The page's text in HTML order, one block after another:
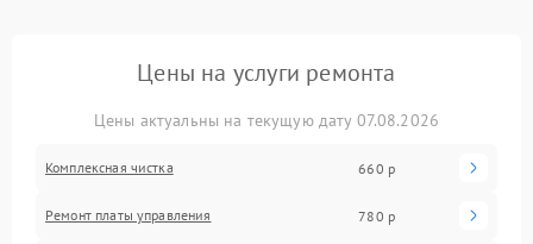
Цены на услуги ремонта
Цены актуальны на текущую дату 07.08.2026
Комплексная чистка 660 р
Ремонт платы управления 780 р